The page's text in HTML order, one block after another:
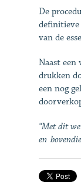
De
definitieve
van de
Naast een
drukken
een nog
“Met dit
en